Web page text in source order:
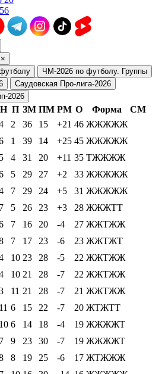
×
ЧМ-2026 по футболу. Группы
Саудовская Про-лига-2026
2026
Н П ЗМ ПМ РМ О Форма
СМ
2 36 15 +21 46 ЖЖЖЖЖ
1 39 14 +25 45 ЖЖЖЖЖ
5 4 31 20 +11 35 ТЖЖЖЖ
5 29 27 +2 33 ЖЖЖЖЖ
7 29 24 +5 31 ЖЖЖЖЖ
7 5 26 23 +3 28 ЖЖЖТТ
7 16 20 -4 27 ЖЖТЖЖ
7 17 23 -6 23 ЖЖТЖТ
10 23 28 -5 22 ЖЖТЖЖ
10 21 28 -7 22 ЖЖТЖЖ
11 21 28 -7 21 ЖЖТЖЖ
11 6 15 22 -7 20 ЖТЖТТ
10 6 14 18 -4 19 ЖЖЖЖТ
7 9 23 30 -7 19 ЖЖЖЖТ
8 19 25 -6 17 ЖТЖЖЖ